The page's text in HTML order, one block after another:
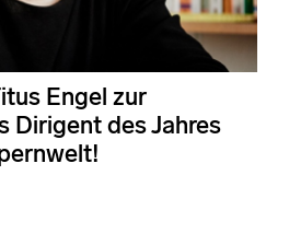
Engel zur
Dirigent des Jahres